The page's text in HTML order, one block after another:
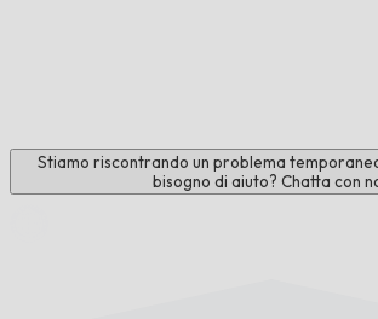
Stiamo riscontrando un problema
bisogno di aiuto? Chatta con